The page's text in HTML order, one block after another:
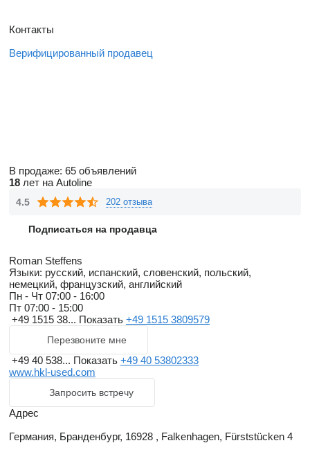
Контакты
Верифицированный продавец
В продаже: 65 объявлений
18 лет на Autoline
4.5 202 отзыва
Подписаться на продавца
Roman Steffens
Языки: русский, испанский, словенский, польский,
немецкий, французский, английский
Пн - Чт 07:00 - 16:00
Пт 07:00 - 15:00
+49 1515 38... Показать +49 1515 3809579
Перезвоните мне
+49 40 538... Показать +49 40 53802333
www.hkl-used.com
Запросить встречу
Адрес
Германия, Бранденбург, 16928 , Falkenhagen, Fürststücken 4